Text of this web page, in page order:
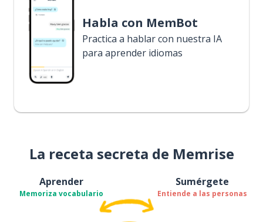
Habla con MemBot
Practica a hablar con nuestra IA
para aprender idiomas
La receta secreta de Memrise
Aprender
Memoriza vocabulario
Sumérgete
Entiende a las personas